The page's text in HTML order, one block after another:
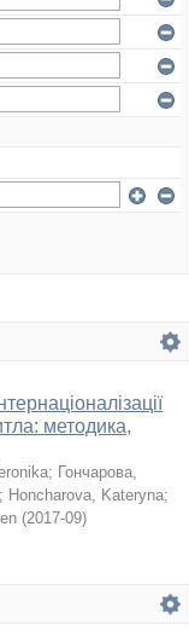
методика,
; Гончарова,
; Honcharova, Kateryna;
(2017-09)